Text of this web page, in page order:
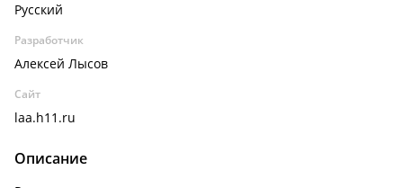
Русский
Разработчик
Алексей Лысов
Сайт
laa.h11.ru
Описание